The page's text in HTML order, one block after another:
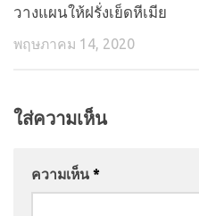
วางแผนให้ฝรั่งเย็ดหีเมีย
พฤษภาคม 14, 2020
ใส่ความเห็น
ความเห็น *